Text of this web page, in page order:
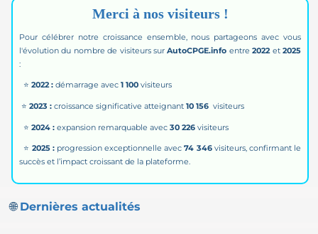
Merci à nos visiteurs !
Pour célébrer notre croissance ensemble, nous partageons avec vous
l'évolution du nombre de visiteurs surAutoCPGE.info entre2022 et2025
:
⭐ 2022 : démarrage avec 1 100 visiteurs
⭐ 2023 : croissance significative atteignant 10 156 visiteurs
⭐ 2024 : expansion remarquable avec 30 226 visiteurs
⭐ 2025 : progression exceptionnelle avec74 346visiteurs, confirmant le
succès et l’impact croissant de la plateforme.
🌐Dernières actualités